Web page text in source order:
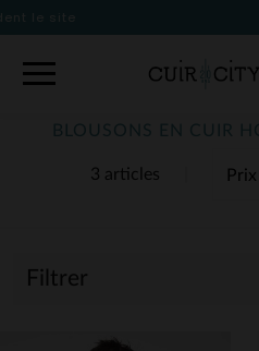
3 articles
BLOUSONS EN CUIR
Filtrer